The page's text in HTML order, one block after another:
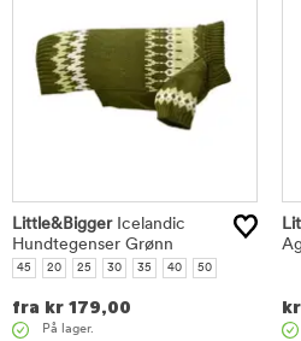
Little&BiggerIcelandic
Hundtegenser Grønn
45 20 25 30 35 40 50
fra kr 179,00
På lager.
kr